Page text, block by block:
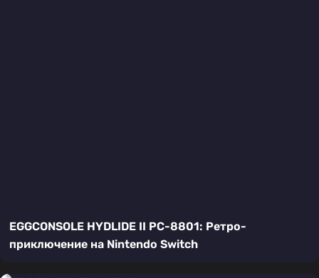
EGGCONSOLE HYDLIDE II PC-8801: Ретро-
приключение на Nintendo Switch